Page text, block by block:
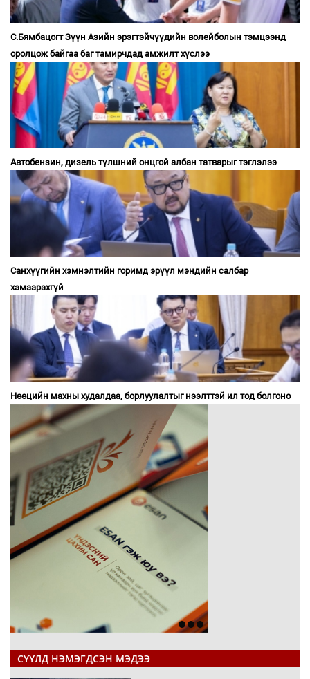
С.Бямбацогт Зүүн Азийн эрэгтэйчүүдийн волейболын тэмцээнд
оролцож байгаа баг тамирчдад амжилт хүслээ
Автобензин, дизель түлшний онцгой албан татварыг тэглэлээ
Санхүүгийн хэмнэлтийн горимд эрүүл мэндийн салбар
хамаарахгүй
Нөөцийн махны худалдаа, борлуулалтыг нээлттэй ил тод болгоно
СҮҮЛД НЭМЭГДСЭН МЭДЭЭ